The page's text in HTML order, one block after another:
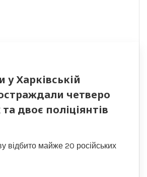
у Харківській
четверо
двоє поліціянтів
відбито майже 20 російських